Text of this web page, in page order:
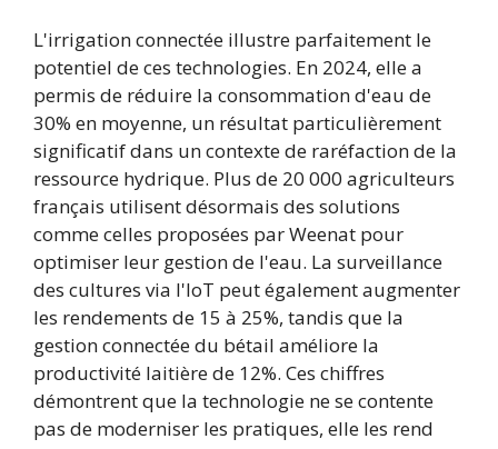
L'irrigation connectée illustre parfaitement le
potentiel de ces technologies. En 2024, elle a
permis de réduire la consommation d'eau de
30% en moyenne, un résultat particulièrement
significatif dans un contexte de raréfaction de la
ressource hydrique. Plus de 20 000 agriculteurs
français utilisent désormais des solutions
comme celles proposées par Weenat pour
optimiser leur gestion de l'eau. La surveillance
des cultures via l'IoT peut également augmenter
les rendements de 15 à 25%, tandis que la
gestion connectée du bétail améliore la
productivité laitière de 12%. Ces chiffres
démontrent que la technologie ne se contente
pas de moderniser les pratiques, elle les rend